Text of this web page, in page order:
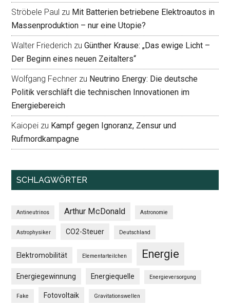
Ströbele Paul zu Mit Batterien betriebene Elektroautos in
Massenproduktion – nur eine Utopie?
Walter Friederich zuGünther Krause: „Das ewige Licht –
Der Beginn eines neuen Zeitalters“
Wolfgang Fechner zu Neutrino Energy: Die deutsche
Politik verschläft die technischen Innovationen im
Energiebereich
Kaiopei zu Kampf gegen Ignoranz, Zensur und
Rufmordkampagne
SCHLAGWÖRTER
Antineutrinos Arthur McDonald Astronomie
Astrophysiker CO2-Steuer Deutschland
Elektromobilität Elementarteilchen Energie
Energiegewinnung Energiequelle Energieversorgung
Fake Fotovoltaik Gravitationswellen